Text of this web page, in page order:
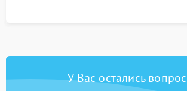
У Вас остались